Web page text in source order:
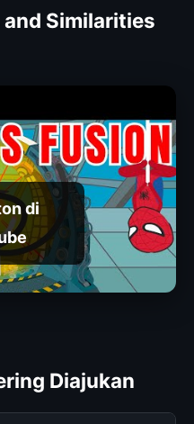
Similarities
di
Diajukan